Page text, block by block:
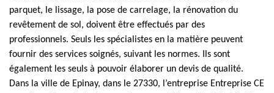
parquet, le lissage, la pose de carrelage, la rénovation du
revêtement de sol, doivent être effectués par des
professionnels. Seuls les spécialistes en la matière peuvent
fournir des services soignés, suivant les normes. Ils sont
également les seuls à pouvoir élaborer un devis de qualité.
Dans la ville de Epinay, dans le 27330, l’entreprise Entreprise CE